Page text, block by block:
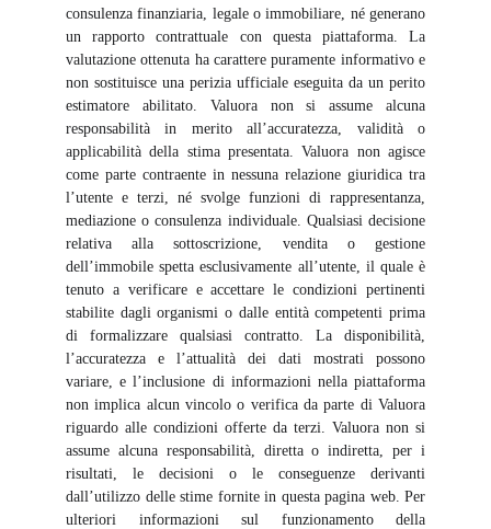
consulenza finanziaria, legale o immobiliare, né generano
un rapporto contrattuale con questa piattaforma. La
valutazione ottenuta ha carattere puramente informativo e
non sostituisce una perizia ufficiale eseguita da un perito
estimatore abilitato. Valuora non si assume alcuna
responsabilità in merito all’accuratezza, validità o
applicabilità della stima presentata. Valuora non agisce
come parte contraente in nessuna relazione giuridica tra
l’utente e terzi, né svolge funzioni di rappresentanza,
mediazione o consulenza individuale. Qualsiasi decisione
relativa alla sottoscrizione, vendita o gestione
dell’immobile spetta esclusivamente all’utente, il quale è
tenuto a verificare e accettare le condizioni pertinenti
stabilite dagli organismi o dalle entità competenti prima
di formalizzare qualsiasi contratto. La disponibilità,
l’accuratezza e l’attualità dei dati mostrati possono
variare, e l’inclusione di informazioni nella piattaforma
non implica alcun vincolo o verifica da parte di Valuora
riguardo alle condizioni offerte da terzi. Valuora non si
assume alcuna responsabilità, diretta o indiretta, per i
risultati, le decisioni o le conseguenze derivanti
dall’utilizzo delle stime fornite in questa pagina web. Per
ulteriori informazioni sul funzionamento della